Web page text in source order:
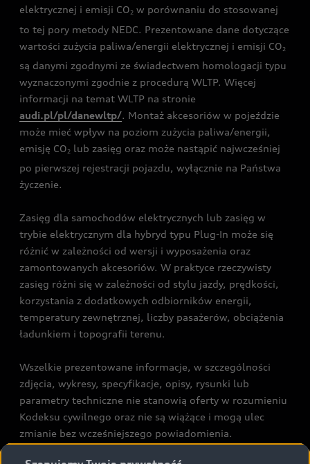
elektrycznej i emisji CO2 w porównaniu do stosowanej
to tej pory metody NEDC. Prezentowane dane dotyczące
wartości zużycia paliwa/energii elektrycznej i emisji CO 2
są danymi zgodnymi ze świadectwem homologacji typu
wyznaczonymi zgodnie z procedurą WLTP. Więcej
informacji na temat WLTP na stronie
audi.pl/pl/danewltp/. Montaż akcesoriów w pojeździe
może mieć wpływ na poziom zużycia paliwa/energii,
emisję CO2 lub zasięg oraz może nastąpić najwcześniej
po pierwszej rejestracji pojazdu, wyłącznie na Państwa
życzenie.
Zasięg dla samochodów elektrycznych lub zasięg w
trybie elektrycznym dla hybryd typu Plug-In może się
różnić w zależności od wersji i wyposażenia oraz
zamontowanych akcesoriów. W praktyce rzeczywisty
zasięg różni się w zależności od stylu jazdy, prędkości,
korzystania z dodatkowych odbiorników energii,
temperatury zewnętrznej, liczby pasażerów, obciążenia
ładunkiem i topografii terenu.
Wszelkie prezentowane informacje, w szczególności
zdjęcia, wykresy, specyfikacje, opisy, rysunki lub
parametry techniczne nie stanowią oferty w rozumieniu
Kodeksu cywilnego oraz nie są wiążące i mogą ulec
zmianie bez wcześniejszego powiadomienia.